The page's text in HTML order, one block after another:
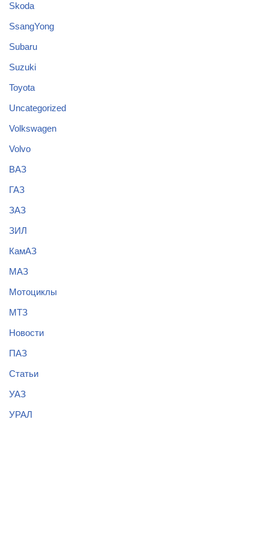
Skoda
SsangYong
Subaru
Suzuki
Toyota
Uncategorized
Volkswagen
Volvo
ВАЗ
ГАЗ
ЗАЗ
ЗИЛ
КамАЗ
МАЗ
Мотоциклы
МТЗ
Новости
ПАЗ
Статьи
УАЗ
УРАЛ